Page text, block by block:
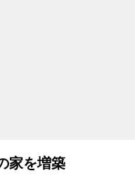
家を増築